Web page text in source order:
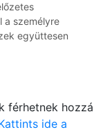
a személyre
együttesen
férhetnek hozzá
ide a